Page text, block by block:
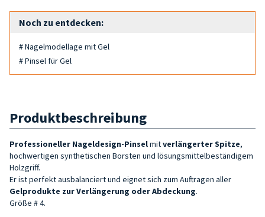
Noch zu entdecken:
# Nagelmodellage mit Gel
# Pinsel für Gel
Produktbeschreibung
Professioneller Nageldesign-Pinselmitverlängerter Spitze,
hochwertigen synthetischen Borsten und lösungsmittelbeständigem
Holzgriff.
Er ist perfekt ausbalanciert und eignet sich zum Auftragen aller
Gelprodukte zur Verlängerung oder Abdeckung.
Größe # 4.